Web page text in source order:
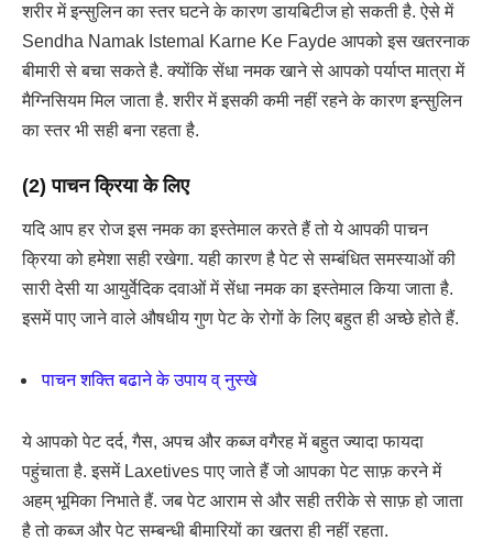
शरीर में इन्सुलिन का स्तर घटने के कारण डायबिटीज हो सकती है. ऐसे में
Sendha Namak Istemal Karne Ke Fayde आपको इस खतरनाक
बीमारी से बचा सकते है. क्योंकि सेंधा नमक खाने से आपको पर्याप्त मात्रा में
मैग्निसियम मिल जाता है. शरीर में इसकी कमी नहीं रहने के कारण इन्सुलिन
का स्तर भी सही बना रहता है.
(2) पाचन क्रिया के लिए
यदि आप हर रोज इस नमक का इस्तेमाल करते हैं तो ये आपकी पाचन
क्रिया को हमेशा सही रखेगा. यही कारण है पेट से सम्बंधित समस्याओं की
सारी देसी या आयुर्वेदिक दवाओं में सेंधा नमक का इस्तेमाल किया जाता है.
इसमें पाए जाने वाले औषधीय गुण पेट के रोगों के लिए बहुत ही अच्छे होते हैं.
पाचन शक्ति बढाने के उपाय व् नुस्खे
ये आपको पेट दर्द, गैस, अपच और कब्ज वगैरह में बहुत ज्यादा फायदा
पहुंचाता है. इसमें Laxetives पाए जाते हैं जो आपका पेट साफ़ करने में
अहम् भूमिका निभाते हैं. जब पेट आराम से और सही तरीके से साफ़ हो जाता
है तो कब्ज और पेट सम्बन्धी बीमारियों का खतरा ही नहीं रहता.